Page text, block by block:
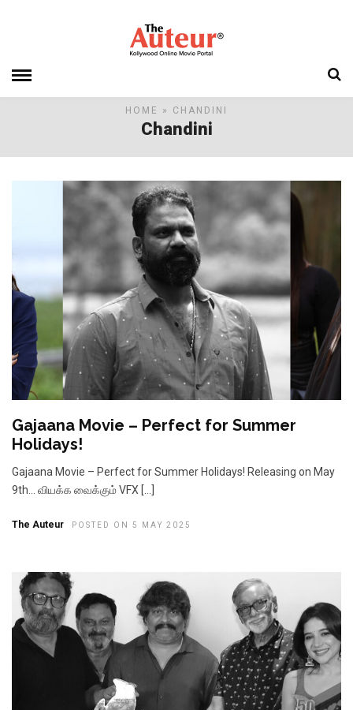
HOME » CHANDINI
Chandini
Gajaana Movie – Perfect for Summer
Holidays!
Gajaana Movie – Perfect for Summer Holidays! Releasing on May
9th… வியக்க வைக்கும் VFX […]
The Auteur POSTED ON 5 MAY 2025